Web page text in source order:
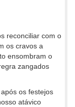
reconciliar com o
os cravos a
ensombram o
zangados
os festejos
atávico